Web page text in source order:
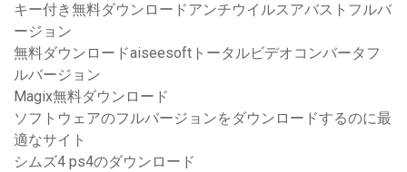
キー付き無料ダウンロードアンチウイルスアバストフルバ
ージョン
無料ダウンロードaiseesoftトータルビデオコンバータフ
ルバージョン
Magix無料ダウンロード
ソフトウェアのフルバージョンをダウンロードするのに最
適なサイト
シムズ4 ps4のダウンロード